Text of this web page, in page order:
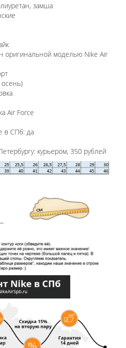
замша
оригинальной моделью Nike Air
осень)
Air Force
в СПб: да
курьером, 350 рублей